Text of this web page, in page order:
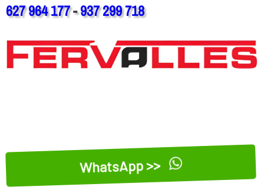
627 964 177-937 299 718
WhatsApp >>